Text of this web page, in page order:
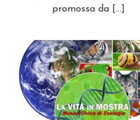
promossa da […]